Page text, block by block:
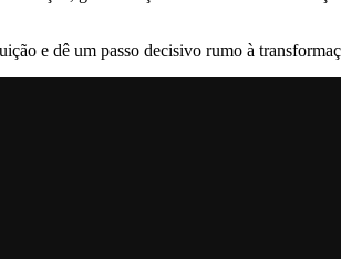
e dê um passo decisivo rumo à